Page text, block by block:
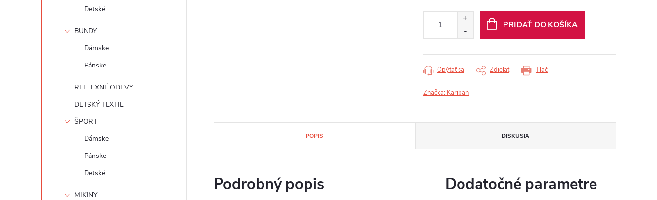
Detské
BUNDY
Dámske
Pánske
REFLEXNÉ ODEVY
DETSKÝ TEXTIL
ŠPORT
Dámske
Pánske
Detské
MIKINY
PRIDAŤ DO KOŠÍKA
Tlač
Opýtať sa Zdieľať
Značka: Kariban
POPIS DISKUSIA
Podrobný popis Dodatočné parametre